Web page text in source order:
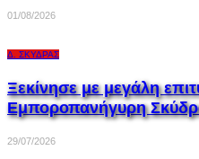
01/08/2026
Δ. ΣΚΎΔΡΑΣ
Ξεκίνησε με μεγάλη
Εμποροπανήγυρη
29/07/2026